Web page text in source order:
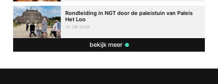
Rondleiding in NGT door de paleistuin van Paleis
Het Loo
14-08-2026
bekijk meer